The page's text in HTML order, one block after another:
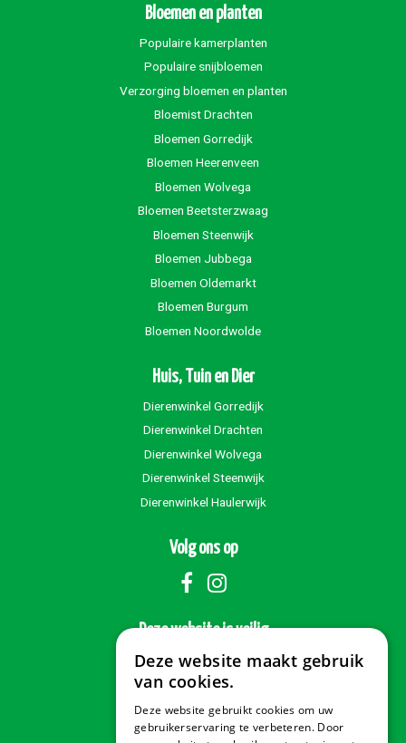
Bloemen en planten
Populaire kamerplanten
Populaire snijbloemen
Verzorging bloemen en planten
Bloemist Drachten
Bloemen Gorredijk
Bloemen Heerenveen
Bloemen Wolvega
Bloemen Beetsterzwaag
Bloemen Steenwijk
Bloemen Jubbega
Bloemen Oldemarkt
Bloemen Burgum
Bloemen Noordwolde
Huis, Tuin en Dier
Dierenwinkel Gorredijk
Dierenwinkel Drachten
Dierenwinkel Wolvega
Dierenwinkel Steenwijk
Dierenwinkel Haulerwijk
Volg ons op
Deze website is veilig
Veilig betalen
Deze website maakt gebruik
van cookies.
Deze website gebruikt cookies om uw
gebruikerservaring te verbeteren. Door